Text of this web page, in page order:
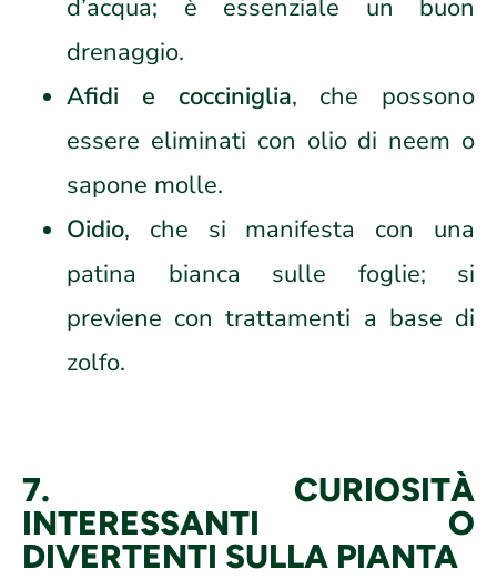
d’acqua; è essenziale un buon
drenaggio.
Afidi e cocciniglia, che possono
essere eliminati con olio di neem o
sapone molle.
Oidio, che si manifesta con una
patina bianca sulle foglie; si
previene con trattamenti a base di
zolfo.
7. CURIOSITÀ
INTERESSANTI O
DIVERTENTI SULLA PIANTA